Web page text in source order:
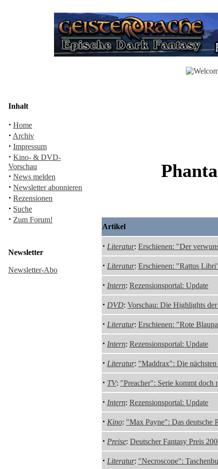
Inhalt
· Home
· Archiv
· Impressum
· Kino- & DVD-
Vorschau
· News melden
· Newsletter abonnieren
· Rezensionen
· Suche
· Zum Forum!
Newsletter
Newsletter-Abo
Artikel
· Literatur: Erschienen: "Der
· Literatur: Erschienen: "Rattus
· Intern: Rezensionsportal: Update
· DVD: Vorschau: Die Highlights
· Literatur: Erschienen: "Rote
· Intern: Rezensionsportal: Update
· Literatur: "Maddrax": Die
· TV: "Preacher": Serie kommt doch
· Intern: Rezensionsportal: Update
· Kino: "Max Payne": Das deutsche
· Preise: Deutscher Fantasy Preis
· Literatur: "Necroscope":